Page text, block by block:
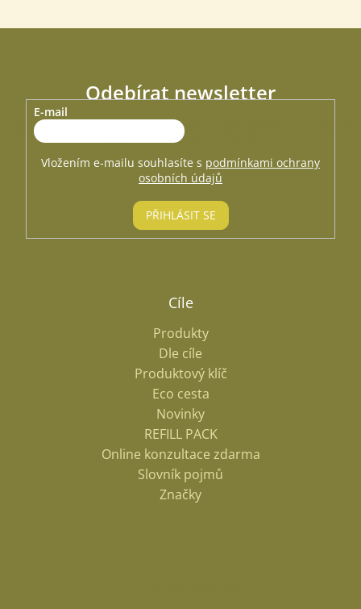
Odebírat newsletter
Vložte svůj e-mail a my vám budeme zasílat informace o nových
produktech na našem e-shopu.
E-mail
Vložením e-mailu souhlasíte s podmínkami ochrany
osobních údajů
PŘIHLÁSIT SE
Cíle
Produkty
Dle cíle
Produktový klíč
Eco cesta
Novinky
REFILL PACK
Online konzultace zdarma
Slovník pojmů
Značky